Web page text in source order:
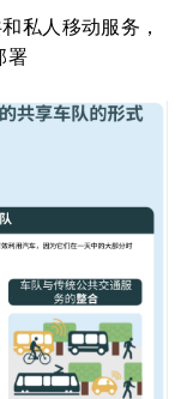
私人移动服务，
署